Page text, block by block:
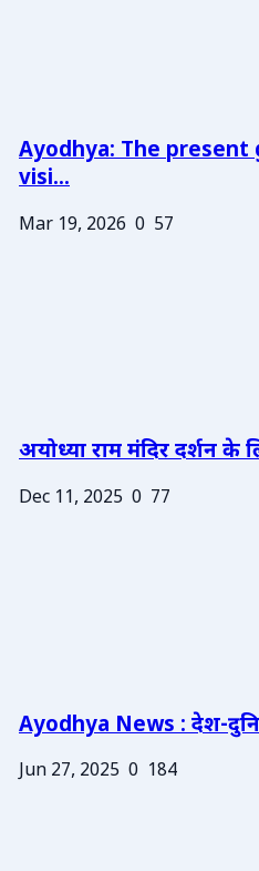
Ayodhya: The
visi...
Mar 19, 2026 0 57
अयोध्या राम मंदिर दर्शन के
Dec 11, 2025 0 77
Ayodhya News : देश-
Jun 27, 2025 0 184